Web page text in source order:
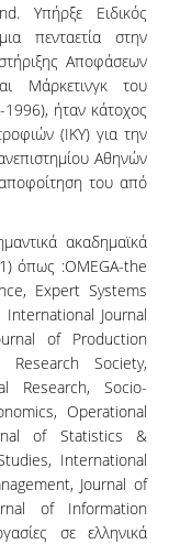
Υπήρξε Ειδικός
πενταετία στην
Αποφάσεων
Μάρκετινγκ του
ήταν κάτοχος
(ΙΚΥ) για την
Αθηνών
του από
ακαδημαϊκά
όπως :OMEGA-the
Expert Systems
Journal
of Production
Society,
Research, Socio-
Operational
of Statistics &
International
Journal of
of Information
σε ελληνικά